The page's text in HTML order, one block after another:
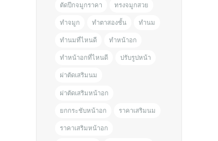
ตัดปีกจมูกราคา ทรงจมูกสวย
ทำจมูก ทำตาสองชั้น ทำนม
ทำนมที่ไหนดี ทำหน้าอก
ทำหน้าอกที่ไหนดี ปรับรูปหน้า
ผ่าตัดเสริมนม
ผ่าตัดเสริมหน้าอก
ยกกระชับหน้าอก ราคาเสริมนม
ราคาเสริมหน้าอก